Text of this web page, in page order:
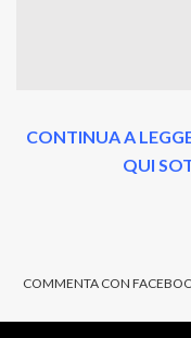
CONTINUA A
QUI
COMMENTA CON